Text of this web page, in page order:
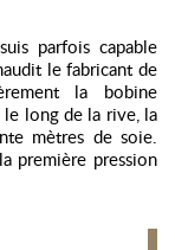
parfois capable
le fabricant de
la bobine
long de la rive, la
mètres de soie.
première pression